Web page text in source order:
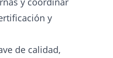
y
de calidad,